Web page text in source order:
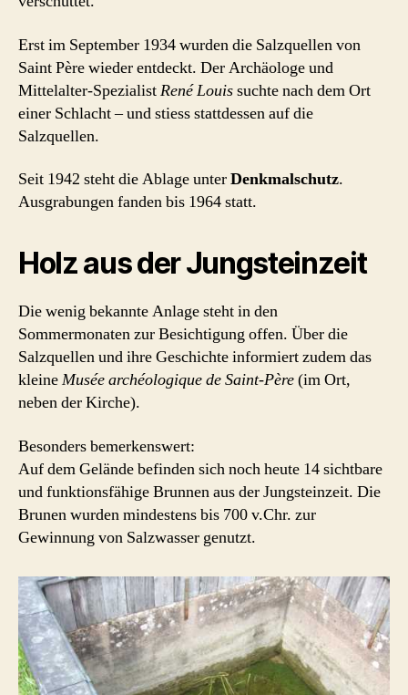
Erst im September 1934 wurden die Salzquellen von
Saint Père wieder entdeckt. Der Archäologe und
Mittelalter-SpezialistRené Louissuchte nach dem Ort
einer Schlacht – und stiess stattdessen auf die
Salzquellen.
Seit 1942 steht die Ablage unterDenkmalschutz.
Ausgrabungen fanden bis 1964 statt.
Holz aus der Jungsteinzeit
Die wenig bekannte Anlage steht in den
Sommermonaten zur Besichtigung offen. Über die
Salzquellen und ihre Geschichte informiert zudem das
kleineMusée archéologique de Saint-Père(im Ort,
neben der Kirche).
Besonders bemerkenswert:
Auf dem Gelände befinden sich noch heute 14 sichtbare
und funktionsfähige Brunnen aus der Jungsteinzeit. Die
Brunen wurden mindestens bis 700 v.Chr. zur
Gewinnung von Salzwasser genutzt.